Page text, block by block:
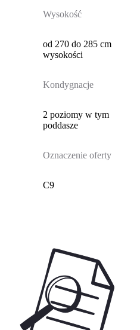
Wysokość
od 270 do 285 cm
wysokości
Kondygnacje
2 poziomy w tym
poddasze
Oznaczenie oferty
C9